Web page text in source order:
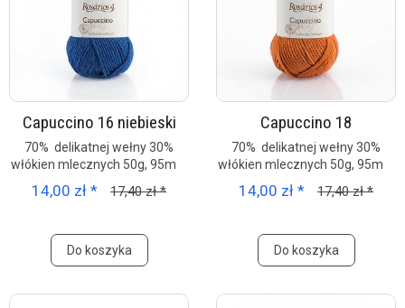
Capuccino 16 niebieski
70% delikatnej wełny 30%
włókien mlecznych 50g, 95m
14,00 zł * 17,40 zł *
Do koszyka
Capuccino 18
70% delikatnej wełny 30%
włókien mlecznych 50g, 95m
14,00 zł * 17,40 zł *
Do koszyka